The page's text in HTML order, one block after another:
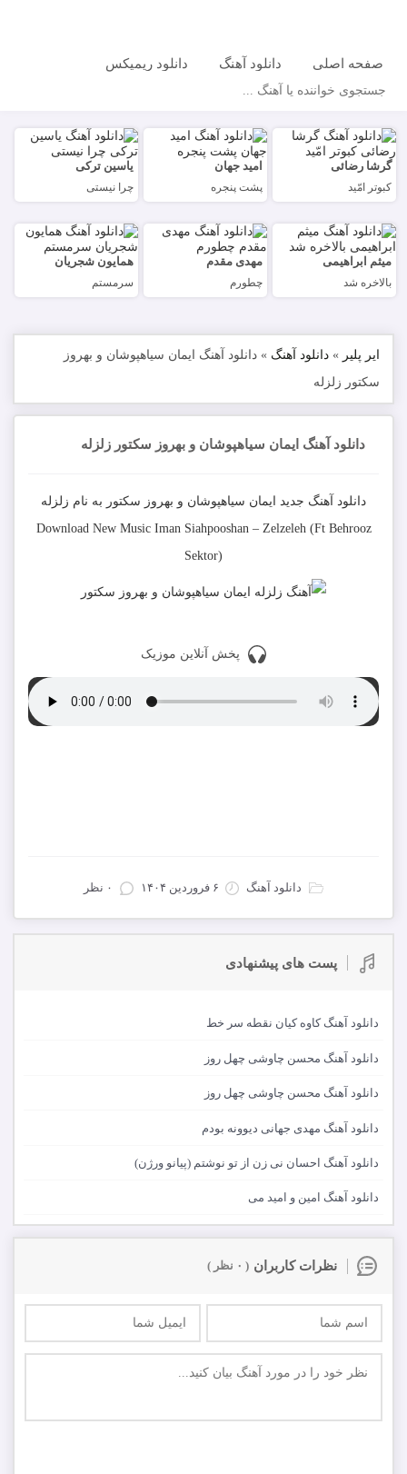
صفحه اصلی دانلود آهنگ دانلود ریمیکس
گرشا رضائی
کبوتر امّید
امید جهان
پشت پنجره
یاسین ترکی
چرا نیستی
میثم ابراهیمی
بالاخره شد
مهدی مقدم
چطورم
همایون شجریان
سرمستم
ایر پلیر » دانلود آهنگ » دانلود آهنگ ایمان سیاهپوشان و بهروز
سکتور زلزله
دانلود آهنگ ایمان سیاهپوشان و بهروز سکتور زلزله
دانلود آهنگ جدید ایمان سیاهپوشان و بهروز سکتور به نام زلزله
Download New Music Iman Siahpooshan– Zelzeleh (Ft Behrooz
Sektor)
پخش آنلاین موزیک
دانلود آهنگ ۶ فروردین ۱۴۰۴ ۰ نظر
پست های پیشنهادی
دانلود آهنگ کاوه کیان نقطه سر خط
دانلود آهنگ محسن چاوشی چهل روز
دانلود آهنگ محسن چاوشی چهل روز
دانلود آهنگ مهدی جهانی دیوونه بودم
دانلود آهنگ احسان نی زن از تو نوشتم (پیانو ورژن)
دانلود آهنگ امین و امید می
نظرات کاربران ( ۰ نظر )